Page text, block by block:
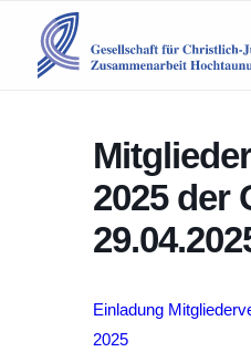
2025 der
Einladung
2025